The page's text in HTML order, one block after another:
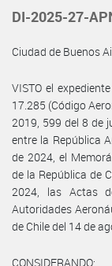
DI-2025-27-
Ciudad de Buenos
VISTO el
17.285 (Código
2019, 599 del 8 de
entre la República
de 2024, el
de la República de
2024, las Actas
Autoridades
de Chile del 14 de
CONSIDERANDO: